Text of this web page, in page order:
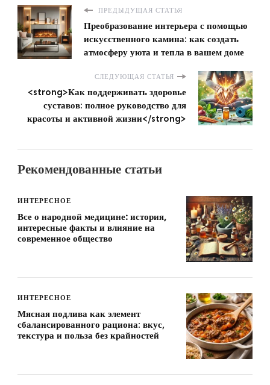
ПРЕДЫДУЩАЯ СТАТЬЯ
Преобразование интерьера с помощью
искусственного камина: как создать
атмосферу уюта и тепла в вашем доме
СЛЕДУЮЩАЯ СТАТЬЯ
<strong>Как поддерживать здоровье
суставов: полное руководство для
красоты и активной жизни</strong>
Рекомендованные статьи
ИНТЕРЕСНОЕ
Все о народной медицине: история,
интересные факты и влияние на
современное общество
ИНТЕРЕСНОЕ
Мясная подлива как элемент
сбалансированного рациона: вкус,
текстура и польза без крайностей